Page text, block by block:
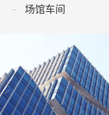
场馆车间